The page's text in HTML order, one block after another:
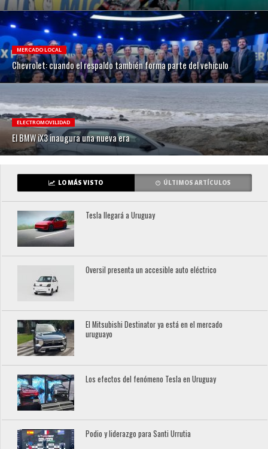
MERCADO LOCAL
Chevrolet: cuando el respaldo también forma parte del vehículo
ELECTROMOVILIDAD
El BMW iX3 inaugura una nueva era
LO MÁS VISTO ÚLTIMOS ARTÍCULOS
Tesla llegará a Uruguay
Oversil presenta un accesible auto eléctrico
El Mitsubishi Destinator ya está en el mercado
uruguayo
Los efectos del fenómeno Tesla en Uruguay
Podio y liderazgo para Santi Urrutia